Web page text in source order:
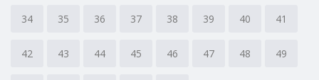
34 35 36 37 38 39 40 41
42 43 44 45 46 47 48 49